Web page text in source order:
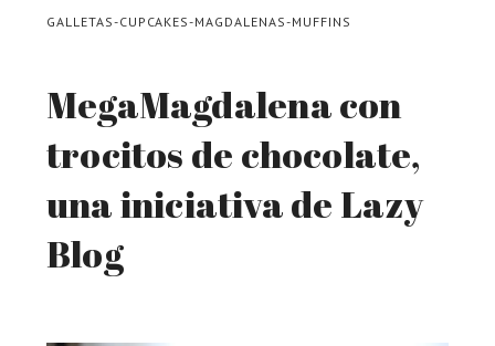
GALLETAS-CUPCAKES-MAGDALENAS-MUFFINS
MegaMagdalena con
trocitos de chocolate,
una iniciativa de Lazy
Blog